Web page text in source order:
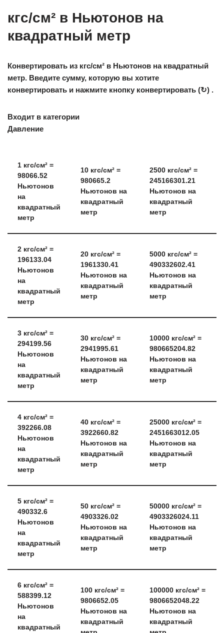
кгс/см² в Ньютонов на
квадратный метр
Конвертировать из кгс/см² в Ньютонов на квадратный
метр. Введите сумму, которую вы хотите
конвертировать и нажмите кнопку конвертировать (↻) .
Входит в категории
Давление
1 кгс/см² =
98066.52
Ньютонов
на
квадратный
метр
10 кгс/см² =
980665.2
Ньютонов на
квадратный
метр
2500 кгс/см² =
245166301.21
Ньютонов на
квадратный
метр
2 кгс/см² =
196133.04
Ньютонов
на
квадратный
метр
20 кгс/см² =
1961330.41
Ньютонов на
квадратный
метр
5000 кгс/см² =
490332602.41
Ньютонов на
квадратный
метр
3 кгс/см² =
294199.56
Ньютонов
на
квадратный
метр
30 кгс/см² =
2941995.61
Ньютонов на
квадратный
метр
10000 кгс/см² =
980665204.82
Ньютонов на
квадратный
метр
4 кгс/см² =
392266.08
Ньютонов
на
квадратный
метр
40 кгс/см² =
3922660.82
Ньютонов на
квадратный
метр
25000 кгс/см² =
2451663012.05
Ньютонов на
квадратный
метр
5 кгс/см² =
490332.6
Ньютонов
на
квадратный
метр
50 кгс/см² =
4903326.02
Ньютонов на
квадратный
метр
50000 кгс/см² =
4903326024.11
Ньютонов на
квадратный
метр
6 кгс/см² =
588399.12
Ньютонов
на
квадратный
100 кгс/см² =
9806652.05
Ньютонов на
квадратный
100000 кгс/см² =
9806652048.22
Ньютонов на
квадратный